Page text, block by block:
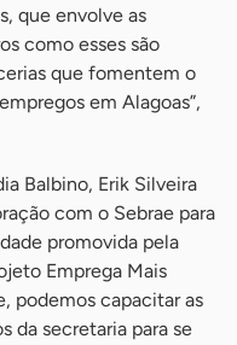
que envolve as
como esses são
que fomentem o
em Alagoas”,
Balbino, Erik Silveira
com o Sebrae para
promovida pela
Emprega Mais
podemos capacitar as
da secretaria para se